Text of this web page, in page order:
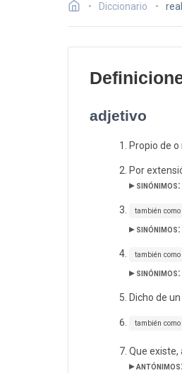
Diccionario real
adjetivo
Propio de o
Por
▸ sinónimos:
también
▸ sinónimos:
también
▸ sinónimos:
Dicho de
también
Que existe,
▸ antónimos: